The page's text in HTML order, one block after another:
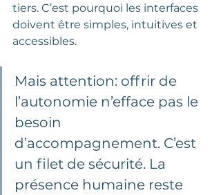
tiers. C’est pourquoi les interfaces
doivent être simples, intuitives et
accessibles.
Mais attention: offrir de
l’autonomie n’efface pas le
besoin
d’accompagnement. C’est
un filet de sécurité. La
présence humaine reste